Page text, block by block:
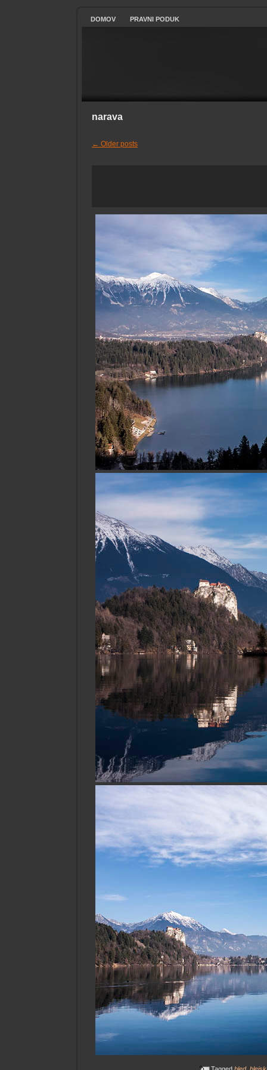
DOMOV PRAVNI PODUK
narava
← Older posts